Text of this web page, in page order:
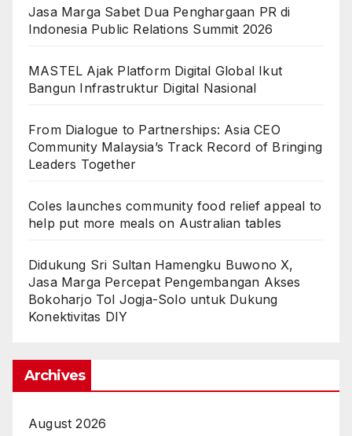
Jasa Marga Sabet Dua Penghargaan PR di
Indonesia Public Relations Summit 2026
MASTEL Ajak Platform Digital Global Ikut
Bangun Infrastruktur Digital Nasional
From Dialogue to Partnerships: Asia CEO
Community Malaysia’s Track Record of Bringing
Leaders Together
Coles launches community food relief appeal to
help put more meals on Australian tables
Didukung Sri Sultan Hamengku Buwono X,
Jasa Marga Percepat Pengembangan Akses
Bokoharjo Tol Jogja-Solo untuk Dukung
Konektivitas DIY
Archives
August 2026